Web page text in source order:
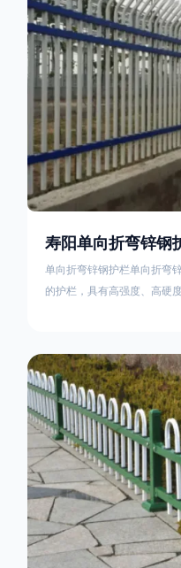
寿阳单向折弯锌钢
单向折弯锌钢护栏单向折弯
的护栏，具有高强度、高硬
再加上防盗垫圈，这样能够
量生产，能够很好的与自然
住宅小区、工厂院校、道路
硬度、外观